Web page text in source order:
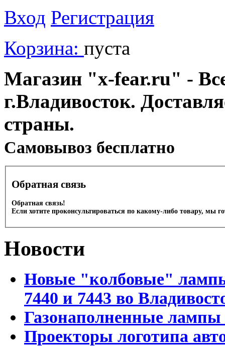
Вход Регистрация
Корзина: пуста
Магазин "x-fear.ru" -
г.Владивосток.
страны.
Cамовывоз бесплатно
Обратная связь
Обратная связь!
Если хотите проконсультироваться по какому-либо товару, мы
Новости
Новые "колбовые"
7440 и 7443 во
Газонаполненные лампы
Проекторы логотипа